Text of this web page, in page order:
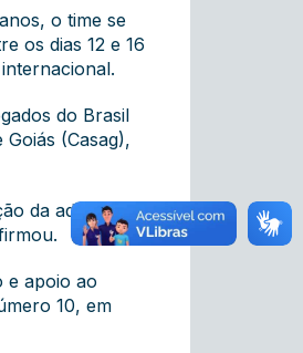
o time se
os dias 12 e 16
do Brasil
(Casag),
da advocacia.
e apoio ao
10, em